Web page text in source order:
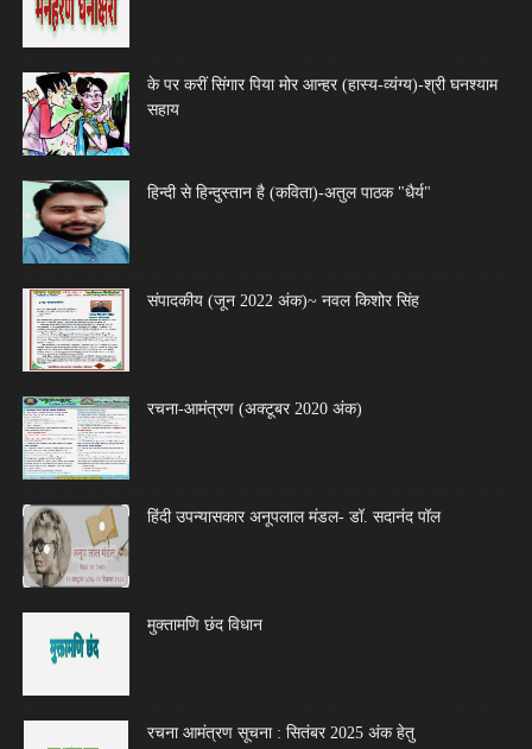
के पर करीं सिंगार पिया मोर आन्हर (हास्य-व्यंग्य)-श्री घनश्याम
सहाय
हिन्दी से हिन्दुस्तान है (कविता)-अतुल पाठक "धैर्य"
संपादकीय (जून 2022 अंक)~ नवल किशोर सिंह
रचना-आमंत्रण (अक्टूबर 2020 अंक)
हिंदी उपन्यासकार अनूपलाल मंडल- डॉ. सदानंद पॉल
मुक्तामणि छंद विधान
रचना आमंत्रण सूचना : सितंबर 2025 अंक हेतु